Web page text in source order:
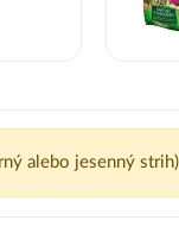
alebo jesenný